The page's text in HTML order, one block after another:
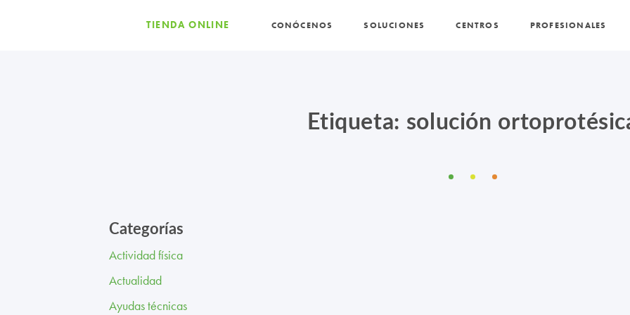
TIENDA ONLINE CONÓCENOS SOLUCIONES CENTROS PROFESIONALES
Etiqueta: solución
Categorías
Actividad física
Actualidad
Ayudas técnicas